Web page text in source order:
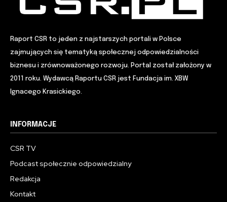
Raport CSR to jeden z najstarszych portali w Polsce
zajmujących się tematyką społecznej odpowiedzialności
biznesu i zrównoważonego rozwoju. Portal został założony w
2011 roku. Wydawcą Raportu CSR jest Fundacja im. XBW
Ignacego Krasickiego.
INFORMACJE
CSR TV
Podcast społecznie odpowiedzialny
Redakcja
Kontakt